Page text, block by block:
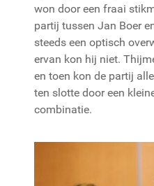
won door een fraai
partij tussen Jan Boer
steeds een optisch
ervan kon hij niet.
en toen kon de partij
ten slotte door een
combinatie.